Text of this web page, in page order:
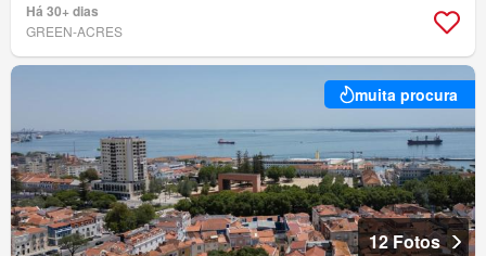
Há 30+ dias
GREEN-ACRES
muita procura
12 Fotos